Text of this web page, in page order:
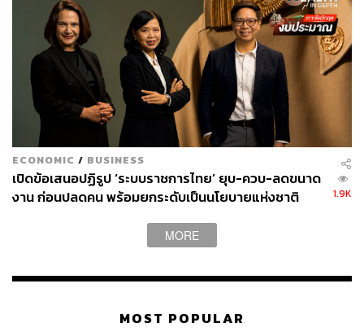
ECONOMIC / BUSINESS
เปิดข้อเสนอปฏิรูป ‘ระบบราชการไทย’ ยุบ-ควบ-ลดขนาด
งาน ก่อนปลดคน พร้อมยกระดับเป็นนโยบายแห่งชาติ
1.9K
MORE
MOST POPULAR